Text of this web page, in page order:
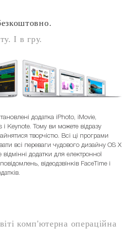
І в гру.
додатка iPhoto, iMovie,
Keynote. Тому ви можете відразу
творчістю. Всі ці програми
всі переваги чудового дизайну OS X
додатки для електронної
відеодзвінків FaceTime і
комп'ютерна операційна